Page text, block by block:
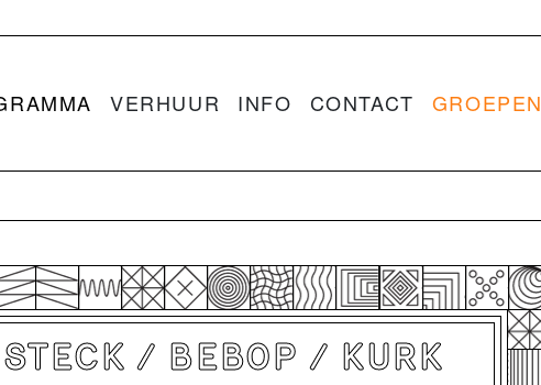
VERHUUR INFO CONTACT GROEPEN
/ BEBOP / KURK